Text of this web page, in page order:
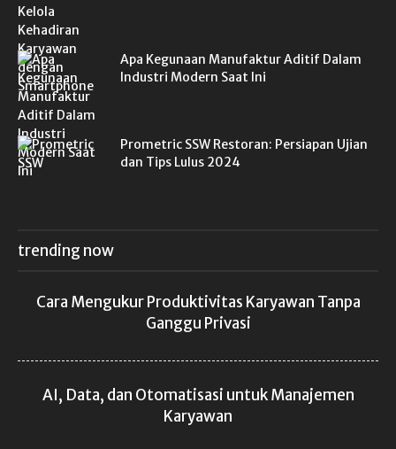
Apa Kegunaan Manufaktur Aditif Dalam
Industri Modern Saat Ini
Prometric SSW Restoran: Persiapan Ujian
dan Tips Lulus 2024
trending now
Cara Mengukur Produktivitas Karyawan Tanpa
Ganggu Privasi
AI, Data, dan Otomatisasi untuk Manajemen
Karyawan